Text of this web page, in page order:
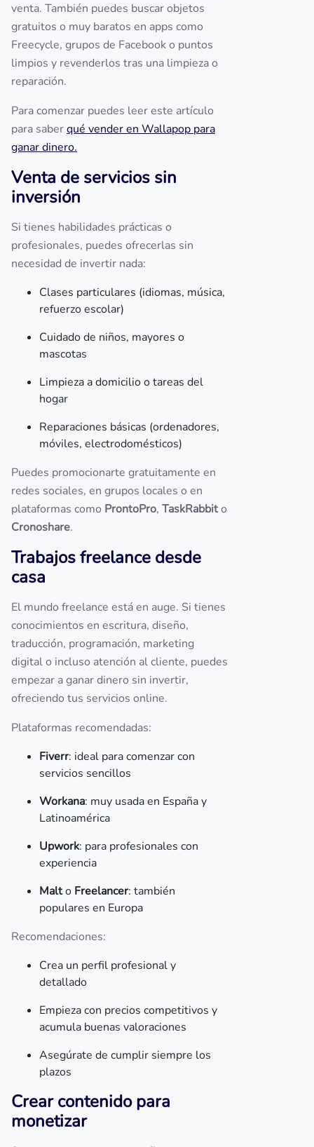
venta. También puedes buscar objetos
gratuitos o muy baratos en apps como
Freecycle, grupos de Facebook o puntos
limpios y revenderlos tras una limpieza o
reparación.
Para comenzar puedes leer este artículo
para saberqué vender en Wallapop para
ganar dinero.
Venta de servicios sin
inversión
Si tienes habilidades prácticas o
profesionales, puedes ofrecerlas sin
necesidad de invertir nada:
Clases particulares (idiomas, música,
refuerzo escolar)
Cuidado de niños, mayores o
mascotas
Limpieza a domicilio o tareas del
hogar
Reparaciones básicas (ordenadores,
móviles, electrodomésticos)
Puedes promocionarte gratuitamente en
redes sociales, en grupos locales o en
plataformas como ProntoPro, TaskRabbito
Cronoshare.
Trabajos freelance desde
casa
El mundo freelance está en auge. Si tienes
conocimientos en escritura, diseño,
traducción, programación, marketing
digital o incluso atención al cliente, puedes
empezar a ganar dinero sin invertir,
ofreciendo tus servicios online.
Plataformas recomendadas:
Fiverr: ideal para comenzar con
servicios sencillos
Workana: muy usada en España y
Latinoamérica
Upwork: para profesionales con
experiencia
Malto Freelancer: también
populares en Europa
Recomendaciones:
Crea un perfil profesional y
detallado
Empieza con precios competitivos y
acumula buenas valoraciones
Asegúrate de cumplir siempre los
plazos
Crear contenido para
monetizar